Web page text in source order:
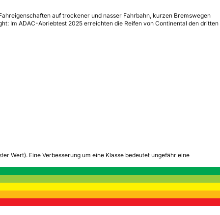
auf trockener und nasser Fahrbahn, kurzen Bremswegen
Im ADAC-Abriebtest 2025 erreichten die Reifen von Continental den dritten
Wert). Eine Verbesserung um eine Klasse bedeutet ungefähr eine